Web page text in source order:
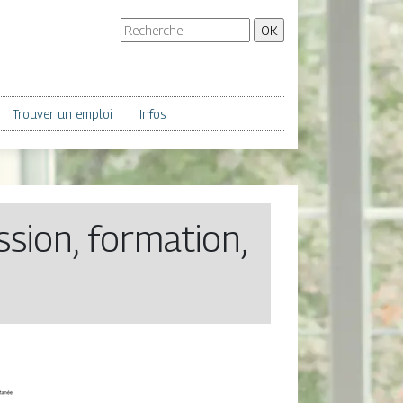
Trouver un emploi Infos
formation,